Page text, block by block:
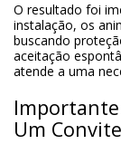
O resultado foi
instalação, os
buscando
aceitação
atende a uma
Um